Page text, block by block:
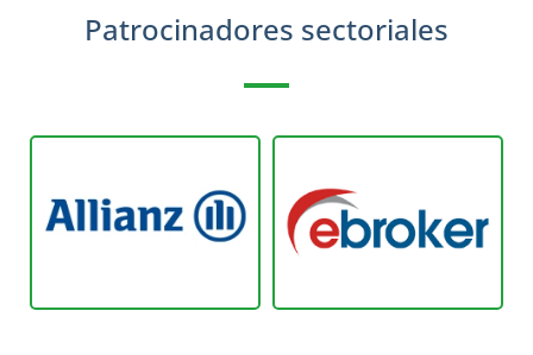
Patrocinadores sectoriales